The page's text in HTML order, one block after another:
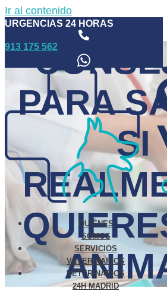
Ir al contenido
URGENCIAS 24 HORAS
913 175 562
QUIÉNES
SOMOS
SERVICIOS
VETERINARIOS
VETERINARIOS
24H MADRID
PARA
SI